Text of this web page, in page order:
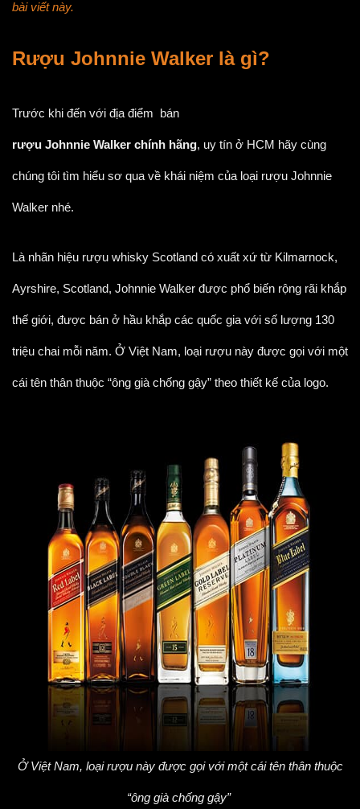
bài viết này.
Rượu Johnnie Walker là gì?
Trước khi đến với địa điểm bán
rượu Johnnie Walker chính hãng, uy tín ở HCM hãy cùng
chúng tôi tìm hiểu sơ qua về khái niệm của loại rượu Johnnie
Walker nhé.
Là nhãn hiệu rượu whisky Scotland có xuất xứ từ Kilmarnock,
Ayrshire, Scotland, Johnnie Walker được phổ biến rộng rãi khắp
thế giới, được bán ở hầu khắp các quốc gia với số lượng 130
triệu chai mỗi năm. Ở Việt Nam, loại rượu này được gọi với một
cái tên thân thuộc “ông già chống gậy” theo thiết kế của logo.
Ở Việt Nam, loại rượu này được gọi với một cái tên thân thuộc
“ông già chống gậy”